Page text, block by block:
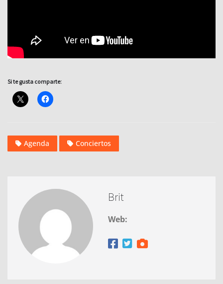
Si te gusta comparte:
Agenda Conciertos
Brit
Web: